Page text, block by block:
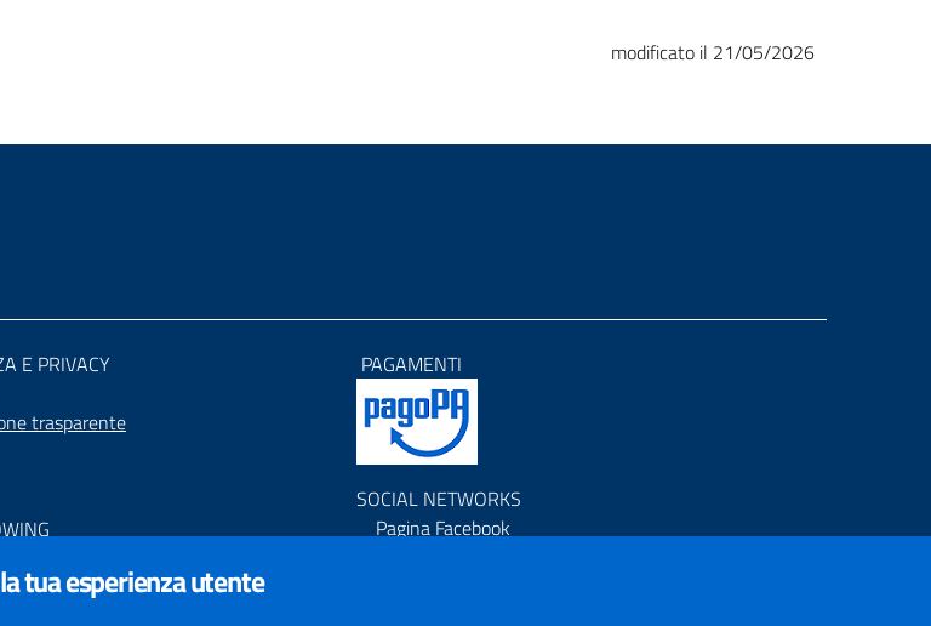
modificato il 21/05/2026
E PRIVACY
trasparente
PAGAMENTI
SOCIAL NETWORKS
Pagina Facebook
tua esperienza utente